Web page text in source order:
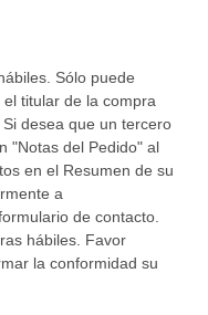
Sólo puede
titular de la compra
desea que un tercero
"Notas del Pedido" al
en el Resumen de su
a
de contacto.
hábiles. Favor
la conformidad su